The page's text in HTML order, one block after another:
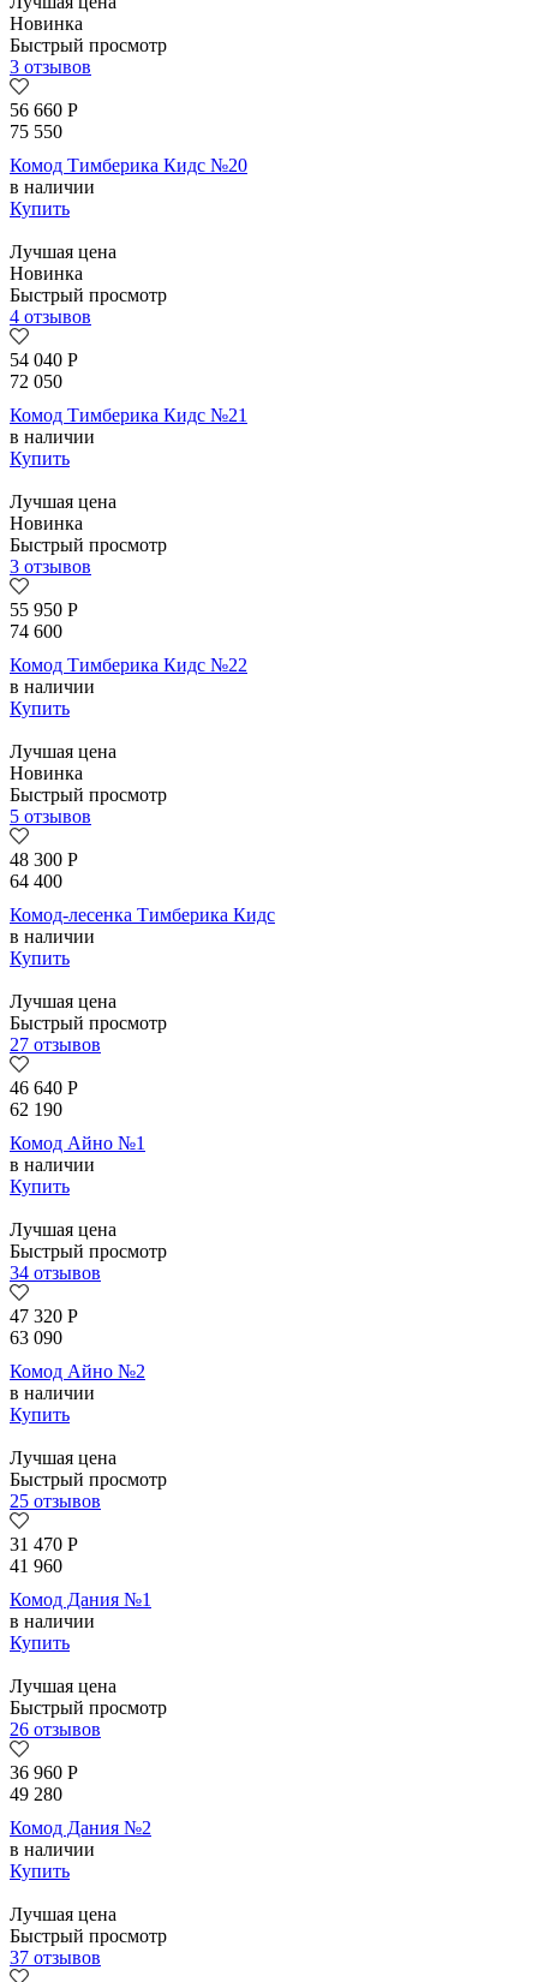
Новинка
Быстрый просмотр
3 отзывов
56 660 Р
75 550
Комод Тимберика Кидс №20
в наличии
Купить
Лучшая цена
Новинка
Быстрый просмотр
4 отзывов
54 040 Р
72 050
Комод Тимберика Кидс №21
в наличии
Купить
Лучшая цена
Новинка
Быстрый просмотр
3 отзывов
55 950 Р
74 600
Комод Тимберика Кидс №22
в наличии
Купить
Лучшая цена
Новинка
Быстрый просмотр
5 отзывов
48 300 Р
64 400
Комод-лесенка Тимберика Кидс
в наличии
Купить
Лучшая цена
Быстрый просмотр
27 отзывов
46 640 Р
62 190
Комод Айно №1
в наличии
Купить
Лучшая цена
Быстрый просмотр
34 отзывов
47 320 Р
63 090
Комод Айно №2
в наличии
Купить
Лучшая цена
Быстрый просмотр
25 отзывов
31 470 Р
41 960
Комод Дания №1
в наличии
Купить
Лучшая цена
Быстрый просмотр
26 отзывов
36 960 Р
49 280
Комод Дания №2
в наличии
Купить
Лучшая цена
Быстрый просмотр
37 отзывов